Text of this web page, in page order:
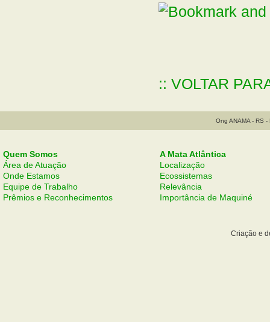
:: VOLTAR
Ong ANAMA - RS
Quem Somos
Área de Atuação
Onde Estamos
Equipe de Trabalho
Prêmios e Reconhecimentos
A Mata Atlântica
Localização
Ecossistemas
Relevância
Importância de Maquiné
Criação e